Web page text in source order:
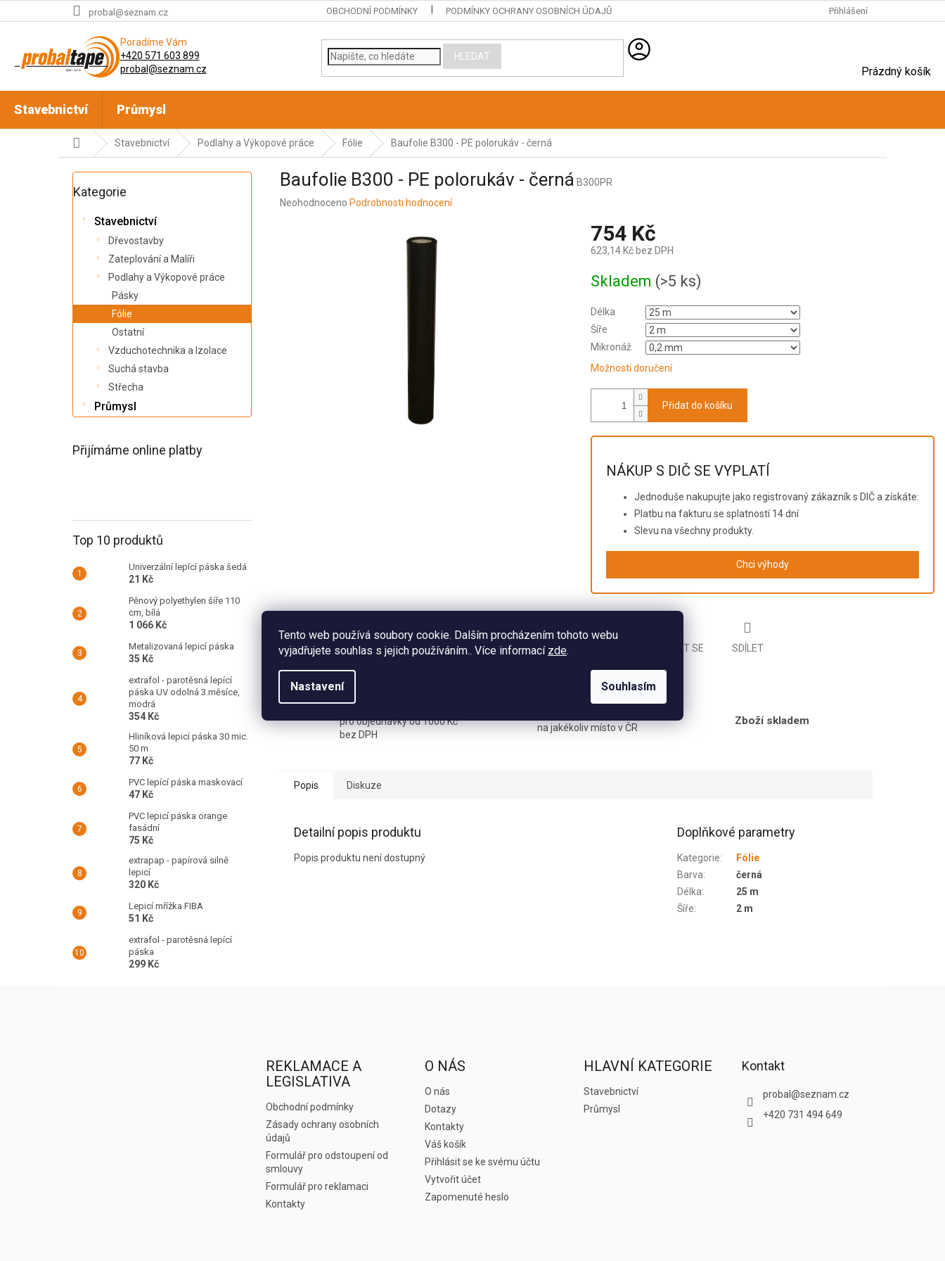
Tento web používá soubory cookie. Dalším procházením tohoto webu
vyjadřujete souhlas s jejich používáním.. Více informací zde.
Nastavení Souhlasím
na
probal@seznam.cz OBCHODNÍ PODMÍNKY PODMÍNKY OCHRANY OSOBNÍCH ÚDAJŮ Přihlášení
Poradíme Vám
+420 571 603 899
probal@seznam.cz
HLEDAT
NÁKUPNÍ
KOŠÍK
Prázdný košík
Stavebnictví Průmysl
Domů Stavebnictví Podlahy a Výkopové práce Fólie Baufolie B300 - PE polorukáv - černá
Přeskočit
kategorie
Kategorie
Stavebnictví
Dřevostavby
Zateplování a Malíři
Podlahy a Výkopové práce
Pásky
Fólie
Ostatní
Vzduchotechnika a Izolace
Suchá stavba
Střecha
Průmysl
Přijímáme online platby
Top 10 produktů
Univerzální lepící páska šedá
21 Kč
Pěnový polyethylen šíře 110
cm, bílá
1 066 Kč
Metalizovaná lepicí páska
35 Kč
extrafol - parotěsná lepící
páska UV odolná 3.měsíce,
modrá
354 Kč
Hliníková lepicí páska 30 mic.
50 m
77 Kč
PVC lepící páska maskovací
47 Kč
PVC lepicí páska orange
fasádní
75 Kč
extrapap - papírová silně
lepicí
320 Kč
Lepicí mřížka FIBA
51 Kč
extrafol - parotěsná lepící
páska
299 Kč
Baufolie B300 - PE polorukáv - černá B300PR
Průměrné
Neohodnoceno Podrobnosti hodnocení
754 Kč
623,14 Kč bez DPH
cena:
Skladem (>5 ks)
Délka
Šíře
Mikronáž
Možnosti doručení
Přidat do košíku
NÁKUP S DIČ SE VYPLATÍ
Jednoduše nakupujte jako registrovaný zákazník s DIČ a získáte:
Platbu na fakturu se splatností 14 dní
Slevu na všechny produkty.
Chci výhody
ZEPTAT SE SDÍLET
Doprava zdarma
pro objednávky od 1000 Kč
bez DPH
na jakékoliv místo v ČR
Zboží skladem
Popis Diskuze
Detailní popis produktu
Popis produktu není dostupný
Doplňkové parametry
Kategorie:
Fólie
Barva:
černá
Délka:
25 m
Šíře: 2 m
REKLAMACE A
LEGISLATIVA
Obchodní podmínky
Zásady ochrany osobních
údajů
Formulář pro odstoupení od
smlouvy
Formulář pro reklamaci
Kontakty
O NÁS
O nás
Dotazy
Kontakty
Váš košík
Přihlásit se ke svému účtu
Vytvořit účet
Zapomenuté heslo
HLAVNÍ KATEGORIE
Stavebnictví
Průmysl
Kontakt
probal@seznam.cz
+420 731 494 649